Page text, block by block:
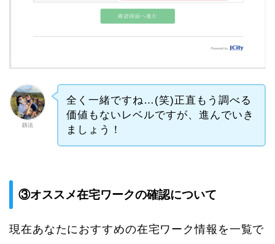
釼法
全く一緒ですね…(笑)正直もう調べる
価値もないレベルですが、進んでいき
ましょう！
③オススメ在宅ワークの確認について
現在あなたにおすすめの在宅ワーク情報を一覧で